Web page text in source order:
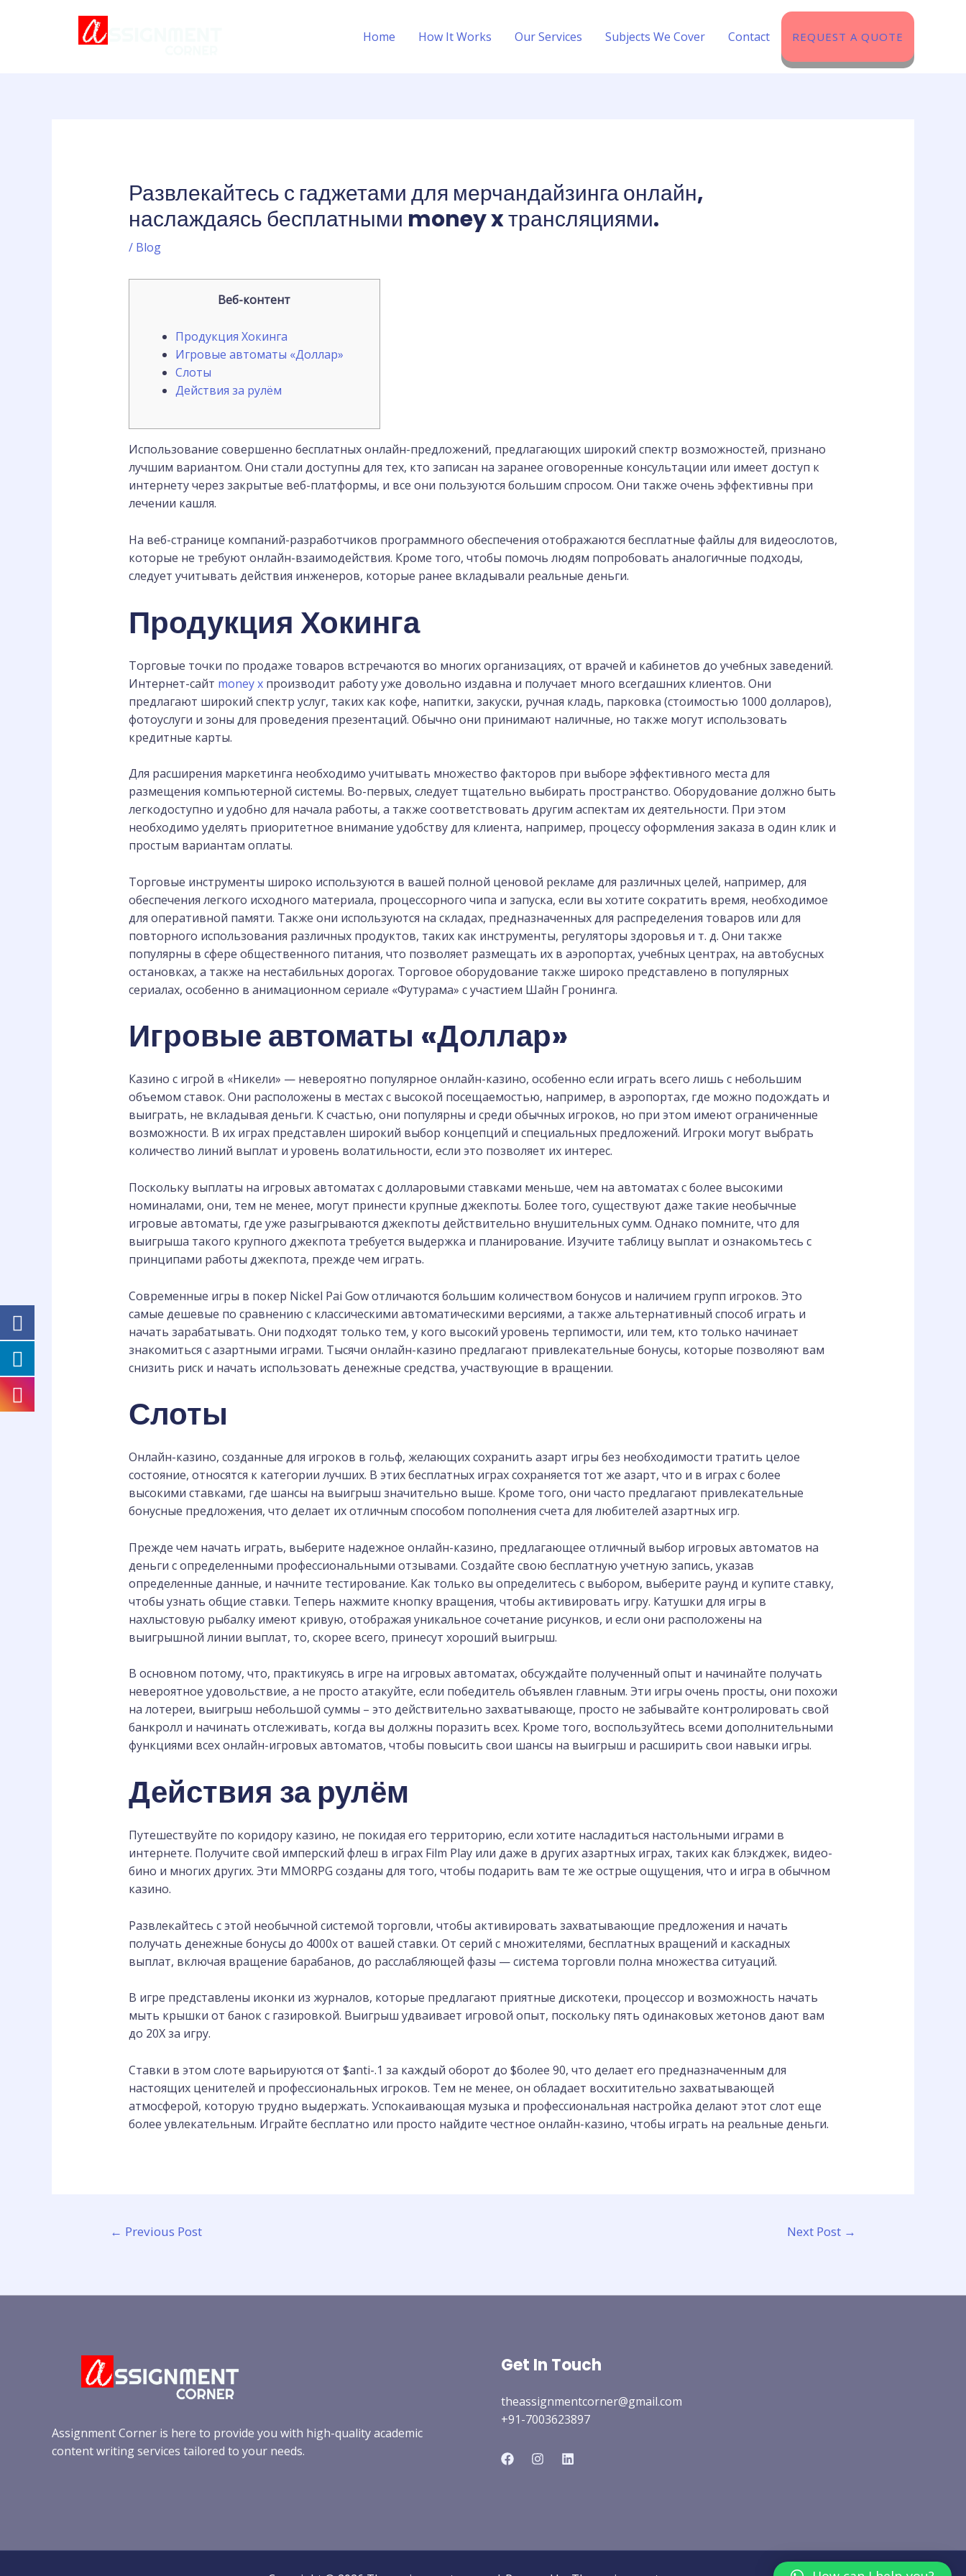
Home How It Works Our Services Subjects We Cover​ Contact REQUEST A QUOTE
Развлекайтесь с гаджетами для мерчандайзинга онлайн,
наслаждаясь бесплатными money x трансляциями.
/ Blog
Веб-контент
Продукция Хокинга
Игровые автоматы «Доллар»
Слоты
Действия за рулём
Использование совершенно бесплатных онлайн-предложений, предлагающих широкий спектр возможностей, признано
лучшим вариантом. Они стали доступны для тех, кто записан на заранее оговоренные консультации или имеет доступ к
интернету через закрытые веб-платформы, и все они пользуются большим спросом. Они также очень эффективны при
лечении кашля.
На веб-странице компаний-разработчиков программного обеспечения отображаются бесплатные файлы для видеослотов,
которые не требуют онлайн-взаимодействия. Кроме того, чтобы помочь людям попробовать аналогичные подходы,
следует учитывать действия инженеров, которые ранее вкладывали реальные деньги.
Продукция Хокинга
Торговые точки по продаже товаров встречаются во многих организациях, от врачей и кабинетов до учебных заведений.
Интернет-сайт money xпроизводит работу уже довольно издавна и получает много всегдашних клиентов. Они
предлагают широкий спектр услуг, таких как кофе, напитки, закуски, ручная кладь, парковка (стоимостью 1000 долларов),
фотоуслуги и зоны для проведения презентаций. Обычно они принимают наличные, но также могут использовать
кредитные карты.
Для расширения маркетинга необходимо учитывать множество факторов при выборе эффективного места для
размещения компьютерной системы. Во-первых, следует тщательно выбирать пространство. Оборудование должно быть
легкодоступно и удобно для начала работы, а также соответствовать другим аспектам их деятельности. При этом
необходимо уделять приоритетное внимание удобству для клиента, например, процессу оформления заказа в один клик и
простым вариантам оплаты.
Торговые инструменты широко используются в вашей полной ценовой рекламе для различных целей, например, для
обеспечения легкого исходного материала, процессорного чипа и запуска, если вы хотите сократить время, необходимое
для оперативной памяти. Также они используются на складах, предназначенных для распределения товаров или для
повторного использования различных продуктов, таких как инструменты, регуляторы здоровья и т. д. Они также
популярны в сфере общественного питания, что позволяет размещать их в аэропортах, учебных центрах, на автобусных
остановках, а также на нестабильных дорогах. Торговое оборудование также широко представлено в популярных
сериалах, особенно в анимационном сериале «Футурама» с участием Шайн Гронинга.
Игровые автоматы «Доллар»
Казино с игрой в «Никели» — невероятно популярное онлайн-казино, особенно если играть всего лишь с небольшим
объемом ставок. Они расположены в местах с высокой посещаемостью, например, в аэропортах, где можно подождать и
выиграть, не вкладывая деньги. К счастью, они популярны и среди обычных игроков, но при этом имеют ограниченные
возможности. В их играх представлен широкий выбор концепций и специальных предложений. Игроки могут выбрать
количество линий выплат и уровень волатильности, если это позволяет их интерес.
Поскольку выплаты на игровых автоматах с долларовыми ставками меньше, чем на автоматах с более высокими
номиналами, они, тем не менее, могут принести крупные джекпоты. Более того, существуют даже такие необычные
игровые автоматы, где уже разыгрываются джекпоты действительно внушительных сумм. Однако помните, что для
выигрыша такого крупного джекпота требуется выдержка и планирование. Изучите таблицу выплат и ознакомьтесь с
принципами работы джекпота, прежде чем играть.
Современные игры в покер Nickel Pai Gow отличаются большим количеством бонусов и наличием групп игроков. Это
самые дешевые по сравнению с классическими автоматическими версиями, а также альтернативный способ играть и
начать зарабатывать. Они подходят только тем, у кого высокий уровень терпимости, или тем, кто только начинает
знакомиться с азартными играми. Тысячи онлайн-казино предлагают привлекательные бонусы, которые позволяют вам
снизить риск и начать использовать денежные средства, участвующие в вращении.
Слоты
Онлайн-казино, созданные для игроков в гольф, желающих сохранить азарт игры без необходимости тратить целое
состояние, относятся к категории лучших. В этих бесплатных играх сохраняется тот же азарт, что и в играх с более
высокими ставками, где шансы на выигрыш значительно выше. Кроме того, они часто предлагают привлекательные
бонусные предложения, что делает их отличным способом пополнения счета для любителей азартных игр.
Прежде чем начать играть, выберите надежное онлайн-казино, предлагающее отличный выбор игровых автоматов на
деньги с определенными профессиональными отзывами. Создайте свою бесплатную учетную запись, указав
определенные данные, и начните тестирование. Как только вы определитесь с выбором, выберите раунд и купите ставку,
чтобы узнать общие ставки. Теперь нажмите кнопку вращения, чтобы активировать игру. Катушки для игры в
нахлыстовую рыбалку имеют кривую, отображая уникальное сочетание рисунков, и если они расположены на
выигрышной линии выплат, то, скорее всего, принесут хороший выигрыш.
В основном потому, что, практикуясь в игре на игровых автоматах, обсуждайте полученный опыт и начинайте получать
невероятное удовольствие, а не просто атакуйте, если победитель объявлен главным. Эти игры очень просты, они похожи
на лотереи, выигрыш небольшой суммы – это действительно захватывающе, просто не забывайте контролировать свой
банкролл и начинать отслеживать, когда вы должны поразить всех. Кроме того, воспользуйтесь всеми дополнительными
функциями всех онлайн-игровых автоматов, чтобы повысить свои шансы на выигрыш и расширить свои навыки игры.
Действия за рулём
Путешествуйте по коридору казино, не покидая его территорию, если хотите насладиться настольными играми в
интернете. Получите свой имперский флеш в играх Film Play или даже в других азартных играх, таких как блэкджек, видео-
бино и многих других. Эти MMORPG созданы для того, чтобы подарить вам те же острые ощущения, что и игра в обычном
казино.
Развлекайтесь с этой необычной системой торговли, чтобы активировать захватывающие предложения и начать
получать денежные бонусы до 4000x от вашей ставки. От серий с множителями, бесплатных вращений и каскадных
выплат, включая вращение барабанов, до расслабляющей фазы — система торговли полна множества ситуаций.
В игре представлены иконки из журналов, которые предлагают приятные дискотеки, процессор и возможность начать
мыть крышки от банок с газировкой. Выигрыш удваивает игровой опыт, поскольку пять одинаковых жетонов дают вам
до 20X за игру.
Ставки в этом слоте варьируются от $anti-.1 за каждый оборот до $более 90, что делает его предназначенным для
настоящих ценителей и профессиональных игроков. Тем не менее, он обладает восхитительно захватывающей
атмосферой, которую трудно выдержать. Успокаивающая музыка и профессиональная настройка делают этот слот еще
более увлекательным. Играйте бесплатно или просто найдите честное онлайн-казино, чтобы играть на реальные деньги.
navigation
← Previous Post Next Post →
Assignment Corner is here to provide you with high-quality academic
content writing services tailored to your needs.
Get In Touch
theassignmentcorner@gmail.com
+91-7003623897